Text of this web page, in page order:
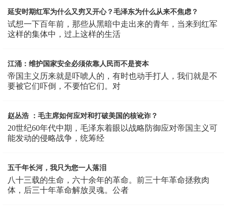
延安时期红军为什么又穷又开心？毛泽东为什么从来不焦虑？
试想一下百年前，那些从黑暗中走出来的青年，当来到红军
这样的集体中，过上这样的生活
江涌：维护国家安全必须依靠人民而不是资本
帝国主义历来就是吓唬人的，有时也动手打人，我们就是不
要被它们吓倒，不要怕它们。对
赵丛浩 ：毛主席如何应对和打破美国的核讹诈？
20世纪60年代中期，毛泽东着眼以战略防御应对帝国主义可
能发动的侵略战争，统筹经
五千年长河，我只为您一人落泪
八十三载的生命，六十余年的革命。前三十年革命拯救肉
体，后三十年革命解放灵魂。公者